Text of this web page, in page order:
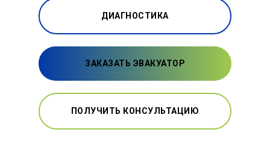
ДИАГНОСТИКА
ЗАКАЗАТЬ ЭВАКУАТОР
ПОЛУЧИТЬ КОНСУЛЬТАЦИЮ